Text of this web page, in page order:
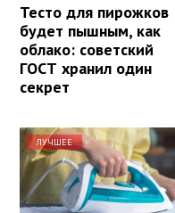
Тесто для пирожков
будет пышным, как
облако: советский
ГОСТ хранил один
секрет
ЛУЧШЕЕ